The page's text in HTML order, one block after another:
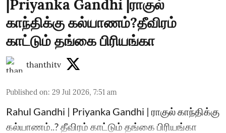
|Priyanka Gandhi |ராகுல்
காந்திக்கு கல்யாணம்?தீவிரம்
காட்டும் தங்கை பிரியங்கா
thanthitv
Published on: 29 Jul 2026, 7:51 am
Rahul Gandhi | Priyanka Gandhi | ராகுல் காந்திக்கு
கல்யாணம்..? தீவிரம் காட்டும் தங்கை பிரியங்கா